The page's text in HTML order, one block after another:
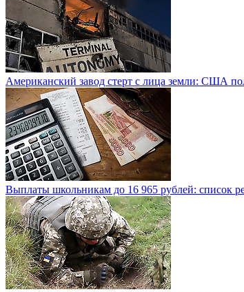
Американский завод стерт с лица земли: США
Выплаты школьникам до 16 965 рублей: список